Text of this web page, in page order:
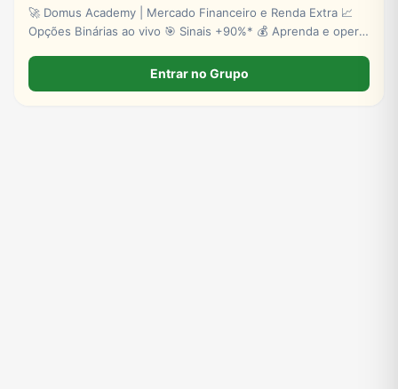
🚀 Domus Academy | Mercado Financeiro e Renda Extra 📈
Opções Binárias ao vivo 🎯 Sinais +90%* 💰 Aprenda e opere
Entrar no Grupo